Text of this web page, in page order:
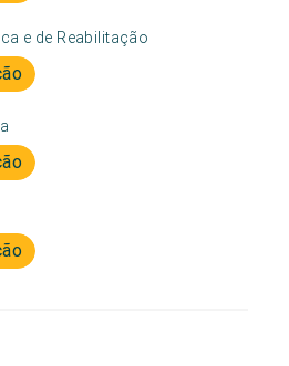
e de Reabilitação